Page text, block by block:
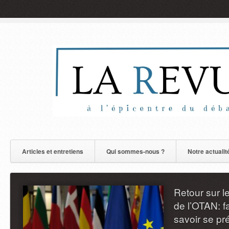
Articles et entretiens Qui sommes-nous ? Notre
le dernier sommet
face à la Russie,
préparer à un conflit